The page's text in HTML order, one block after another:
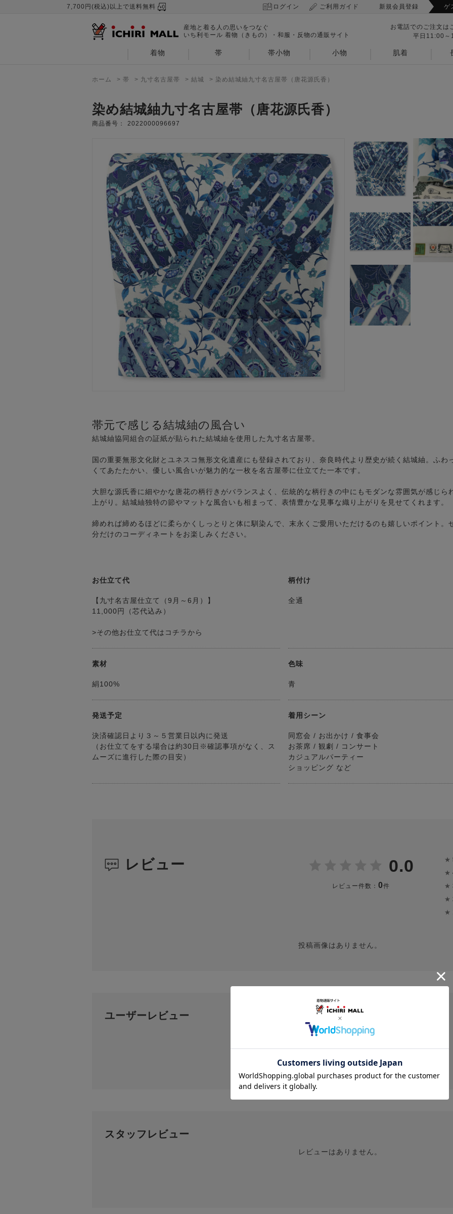
7,700円(税込)以上で送料無料 ログイン ご利用ガイド 新規会員登録 ゲ
産地と着る人の思いをつなぐ
いち利モール 着物（きもの）・和服・反物の通販サイト
お電話でのご注文は
平日11:00～
着物 帯 帯小物 小物 肌着
ホーム > 帯 > 九寸名古屋帯 > 結城 > 染め結城紬九寸名古屋帯（唐花源氏香）
染め結城紬九寸名古屋帯（唐花源氏香）
商品番号： 2022000096697
帯元で感じる結城紬の風合い
結城紬協同組合の証紙が貼られた結城紬を使用した九寸名古屋帯。
国の重要無形文化財とユネスコ無形文化遺産にも登録されており、奈良時代より歴史が続く結城紬。ふわ
くてあたたかい、優しい風合いが魅力的な一枚を名古屋帯に仕立てた一本です。
大胆な源氏香に細やかな唐花の柄行きがバランスよく、伝統的な柄行きの中にもモダンな雰囲気が感じら
上がり。結城紬独特の節やマットな風合いも相まって、表情豊かな見事な織り上がりを見せてくれます。
締めれば締めるほどに柔らかくしっとりと体に馴染んで、末永くご愛用いただけるのも嬉しいポイント。
分だけのコーディネートをお楽しみください。
お仕立て代
【九寸名古屋仕立て（9月～6月）】
11,000円（芯代込み）
>その他お仕立て代はコチラから
柄付け
全通
素材
絹100%
色味
青
発送予定
決済確認日より３～５営業日以内に発送
（お仕立てをする場合は約30日※確認事項がなく、ス
ムーズに進行した際の目安）
着用シーン
同窓会 / お出かけ / 食事会
お茶席 / 観劇 / コンサート
カジュアルパーティー
ショッピング など
レビュー 0.0
レビュー件数： 0件
★
★
★
★
★
投稿画像はありません。
ユーザーレビュー
レビューはありません。
スタッフレビュー
レビューはありません。